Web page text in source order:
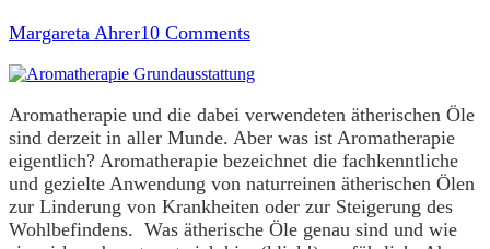
Margareta Ahrer10 Comments
Aromatherapie und die dabei verwendeten ätherischen Öle
sind derzeit in aller Munde. Aber was ist Aromatherapie
eigentlich? Aromatherapie bezeichnet die fachkenntliche
und gezielte Anwendung von naturreinen ätherischen Ölen
zur Linderung von Krankheiten oder zur Steigerung des
Wohlbefindens. Was ätherische Öle genau sind und wie